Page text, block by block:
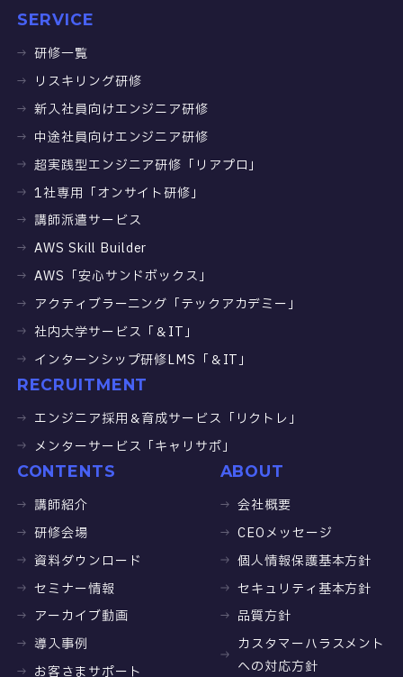
SERVICE
研修一覧
リスキリング研修
新入社員向けエンジニア研修
中途社員向けエンジニア研修
超実践型エンジニア研修「リアプロ」
1社専用「オンサイト研修」
講師派遣サービス
AWS Skill Builder
AWS「安心サンドボックス」
アクティブラーニング「テックアカデミー」
社内大学サービス「＆IT」
インターンシップ研修LMS「＆IT」
RECRUITMENT
エンジニア採用＆育成サービス「リクトレ」
メンターサービス「キャリサポ」
CONTENTS
講師紹介
研修会場
資料ダウンロード
セミナー情報
アーカイブ動画
導入事例
お客さまサポート
ABOUT
会社概要
CEOメッセージ
個人情報保護基本方針
セキュリティ基本方針
品質方針
カスタマーハラスメント
への対応方針